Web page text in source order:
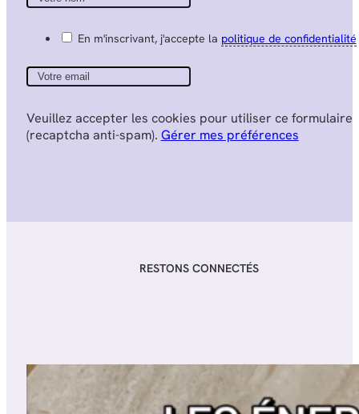
En m'inscrivant, j'accepte la politique de confidentialité
Veuillez accepter les cookies pour utiliser ce formulaire
(recaptcha anti-spam). Gérer mes préférences
RESTONS CONNECTÉS